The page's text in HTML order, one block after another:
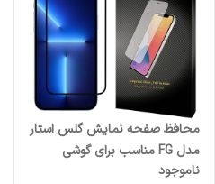
محافظ صفحه نمایش گلس استار
مدل FG مناسب برای گوشی
موبایل اپل iPhone 13
ناموجود